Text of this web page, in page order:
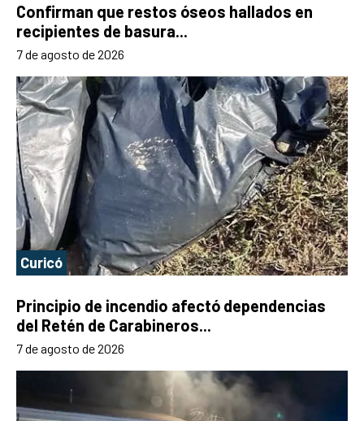
Confirman que restos óseos hallados en
recipientes de basura...
7 de agosto de 2026
Curicó
Principio de incendio afectó dependencias
del Retén de Carabineros...
7 de agosto de 2026